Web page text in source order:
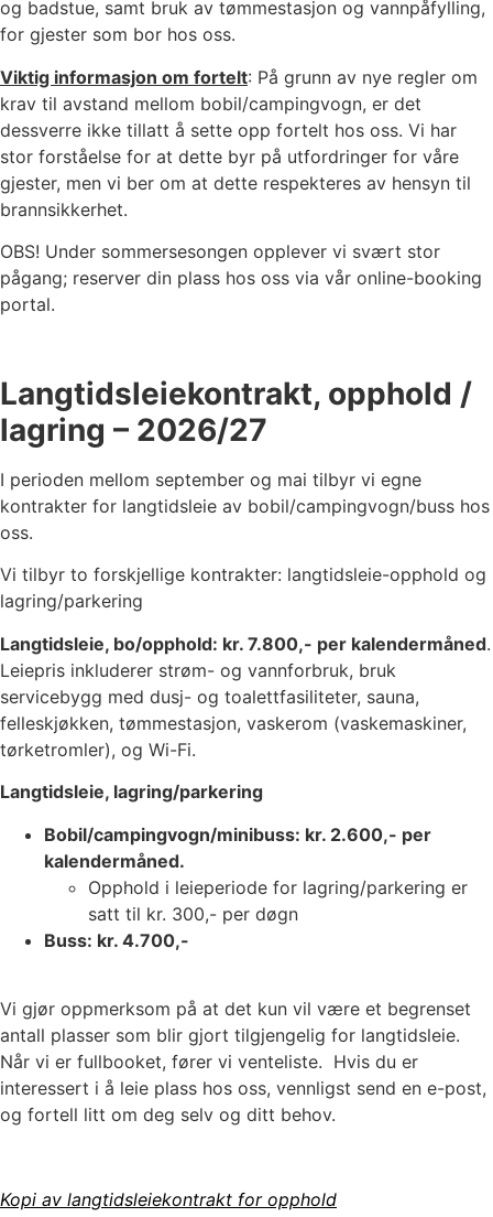
og badstue, samt bruk av tømmestasjon og vannpåfylling,
for gjester som bor hos oss.
Viktig informasjon om fortelt: På grunn av nye regler om
krav til avstand mellom bobil/campingvogn, er det
dessverre ikke tillatt å sette opp fortelt hos oss. Vi har
stor forståelse for at dette byr på utfordringer for våre
gjester, men vi ber om at dette respekteres av hensyn til
brannsikkerhet.
OBS! Under sommersesongen opplever vi svært stor
pågang; reserver din plass hos oss via vår online-booking
portal.
Langtidsleiekontrakt, opphold /
lagring – 2026/27
I perioden mellom september og mai tilbyr vi egne
kontrakter for langtidsleie av bobil/campingvogn/buss hos
oss.
Vi tilbyr to forskjellige kontrakter: langtidsleie-opphold og
lagring/parkering
Langtidsleie, bo/opphold: kr. 7.800,- per kalendermåned.
Leiepris inkluderer strøm- og vannforbruk, bruk
servicebygg med dusj- og toalettfasiliteter, sauna,
felleskjøkken, tømmestasjon, vaskerom (vaskemaskiner,
tørketromler), og Wi-Fi.
Langtidsleie, lagring/parkering
Bobil/campingvogn/minibuss: kr. 2.600,- per
kalendermåned.
Opphold i leieperiode for lagring/parkering er
satt til kr. 300,- per døgn
Buss: kr. 4.700,-
Vi gjør oppmerksom på at det kun vil være et begrenset
antall plasser som blir gjort tilgjengelig for langtidsleie.
Når vi er fullbooket, fører vi venteliste. Hvis du er
interessert i å leie plass hos oss, vennligst send en e-post,
og fortell litt om deg selv og ditt behov.
Kopi av langtidsleiekontrakt for opphold